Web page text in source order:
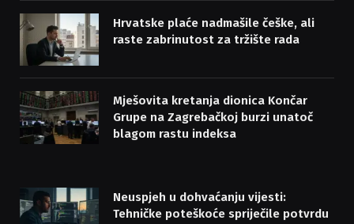
Hrvatske plaće nadmašile češke, ali
raste zabrinutost za tržište rada
Mješovita kretanja dionica Končar
Grupe na Zagrebačkoj burzi unatoč
blagom rastu indeksa
Neuspjeh u dohvaćanju vijesti:
Tehničke poteškoće spriječile potvrdu